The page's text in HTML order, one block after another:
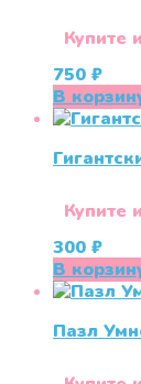
Купите
750 ₽
В
Купите
300 ₽
В
Пазл